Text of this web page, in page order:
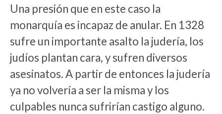
Una presión que en este caso la
monarquía es incapaz de anular. En 1328
sufre un importante asalto la judería, los
judíos plantan cara, y sufren diversos
asesinatos. A partir de entonces la judería
ya no volvería a ser la misma y los
culpables nunca sufrirían castigo alguno.